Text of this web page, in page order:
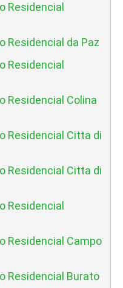
Residencial
Residencial da Paz
Residencial
Residencial Colina
Residencial Citta di
Residencial Citta di
Residencial
Residencial Campo
Residencial Burato